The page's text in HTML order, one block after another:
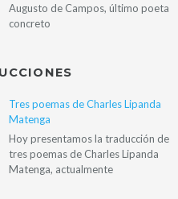
Augusto de Campos, último poeta
concreto
Tres poemas de Charles Lipanda
Matenga
Hoy presentamos la traducción de
tres poemas de Charles Lipanda
Matenga, actualmente